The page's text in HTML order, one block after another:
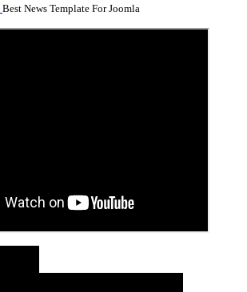
Best News Template For Joomla